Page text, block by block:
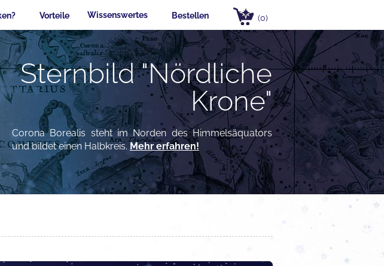
Vorteile Wissenswertes Bestellen (0)
Sternbild "Nördliche
Krone"
Corona Borealis steht im Norden des Himmelsäquators
und bildet einen Halbkreis. Mehr erfahren!